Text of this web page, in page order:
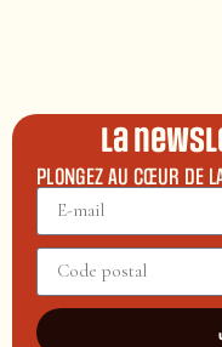
La
PLONGEZ AU CŒUR DE